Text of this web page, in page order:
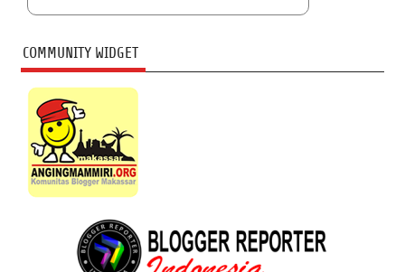
COMMUNITY WIDGET